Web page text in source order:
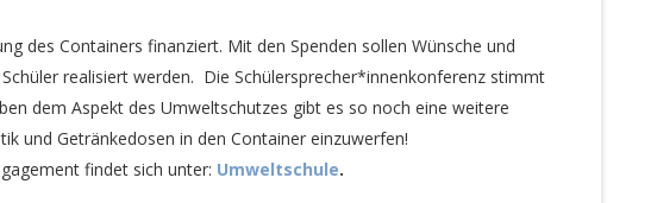
des Containers finanziert. Mit den Spenden sollen Wünsche und
realisiert werden. Die Schülersprecher*innenkonferenz stimmt
dem Aspekt des Umweltschutzes gibt es so noch eine weitere
und Getränkedosen in den Container einzuwerfen!
findet sich unter: Umweltschule.